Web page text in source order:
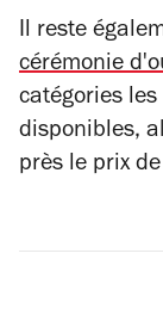
Il reste
cérémonie
catégories
disponibles,
près le prix